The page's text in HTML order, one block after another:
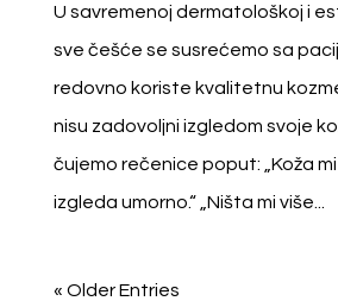
U savremenoj dermatološkoj i
sve češće se susrećemo sa
redovno koriste kvalitetnu
nisu zadovoljni izgledom svoje
čujemo rečenice poput: „Koža
izgleda umorno.“ „Ništa mi više...
« Older Entries